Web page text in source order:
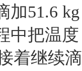
加51.6 kg
中把温度
着继续滴